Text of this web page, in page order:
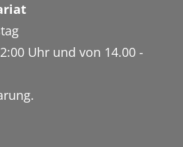
Uhr und von 14.00 -